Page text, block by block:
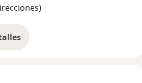
experiencia